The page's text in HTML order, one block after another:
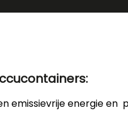
emissievrije energie